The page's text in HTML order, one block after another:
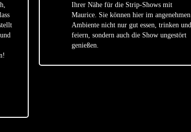
Ihrer Nähe für die Strip-Shows mit
Maurice. Sie können hier im angenehmen
Ambiente nicht nur gut essen, trinken und
feiern, sondern auch die Show ungestört
genießen.